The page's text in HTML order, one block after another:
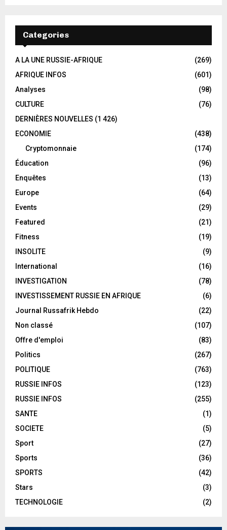
Categories
A LA UNE RUSSIE-AFRIQUE
(269)
AFRIQUE INFOS
(601)
Analyses
(98)
CULTURE
(76)
DERNIÈRES NOUVELLES (1 426)
ECONOMIE
(438)
Cryptomonnaie
(174)
Éducation
(96)
Enquêtes
(13)
Europe
(64)
Events
(29)
Featured
(21)
Fitness
(19)
INSOLITE
(9)
International
(16)
INVESTIGATION
(78)
INVESTISSEMENT RUSSIE EN AFRIQUE
(6)
Journal Russafrik Hebdo
(22)
Non classé
(107)
Offre d'emploi
(83)
Politics
(267)
POLITIQUE
(763)
RUSSIE INFOS
(123)
RUSSIE INFOS
(255)
SANTE
(1)
SOCIETE
(5)
Sport
(27)
Sports
(36)
SPORTS
(42)
Stars
(3)
TECHNOLOGIE
(2)